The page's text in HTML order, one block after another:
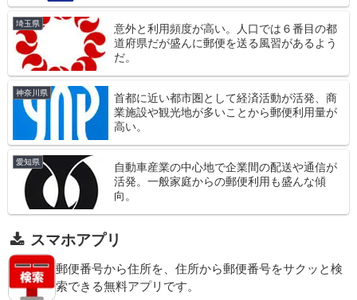
埼玉県
意外と利用頻度が高い。人口では６番目の都
道府県だが盛んに郵便を送る風習があるよう
だ。
神奈川県
首都に近い都市圏として経済活動が活発、商
業施設や観光地が多いことから郵便利用量が
高い。
愛知県
自動車産業の中心地で企業間の配送や通信が
活発。一般家庭からの郵便利用も盛んな傾
向。
スマホアプリ
郵便番号から住所を、住所から郵便番号をサクッと検
索できる無料アプリです。